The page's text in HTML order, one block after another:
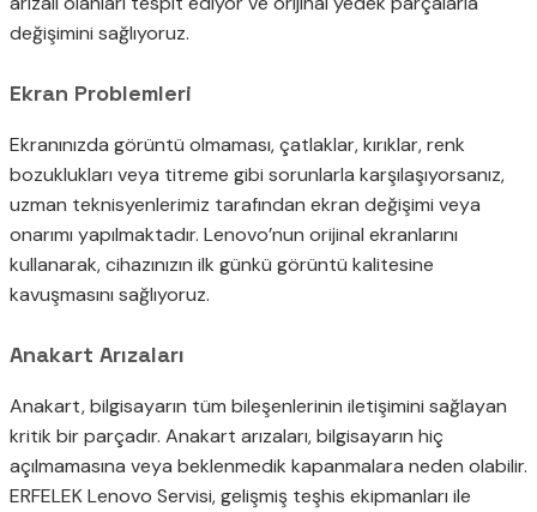
değişimini sağlıyoruz.
Ekran Problemleri
Ekranınızda görüntü olmaması, çatlaklar, kırıklar, renk
bozuklukları veya titreme gibi sorunlarla karşılaşıyorsanız,
uzman teknisyenlerimiz tarafından ekran değişimi veya
onarımı yapılmaktadır. Lenovo’nun orijinal ekranlarını
kullanarak, cihazınızın ilk günkü görüntü kalitesine
kavuşmasını sağlıyoruz.
Anakart Arızaları
Anakart, bilgisayarın tüm bileşenlerinin iletişimini sağlayan
kritik bir parçadır. Anakart arızaları, bilgisayarın hiç
açılmamasına veya beklenmedik kapanmalara neden olabilir.
ERFELEK Lenovo Servisi, gelişmiş teşhis ekipmanları ile